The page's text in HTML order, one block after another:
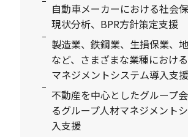
自動車メーカーにおける社会
現状分析、BPR方針策定支援
製造業、鉄鋼業、生損保業、
など、さまざまな業種におけ
マネジメントシステム導入支援
不動産を中心としたグループ
るグループ人材マネジメント
入支援